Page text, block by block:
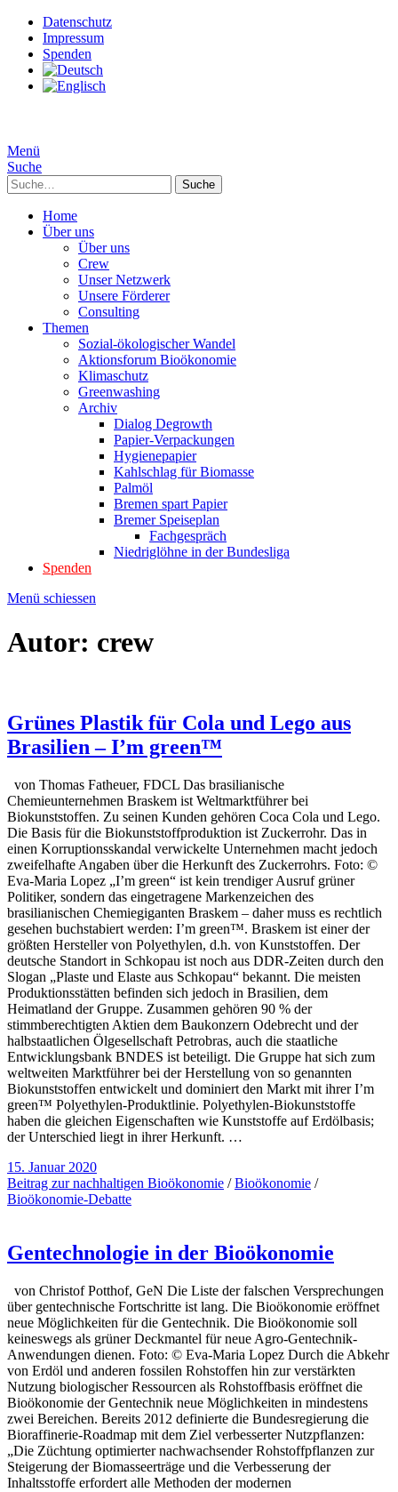
Datenschutz
Impressum
Spenden
Menü
Suche
Suche
Home
Über uns
Über uns
Crew
Unser Netzwerk
Unsere Förderer
Consulting
Themen
Sozial-ökologischer Wandel
Aktionsforum Bioökonomie
Klimaschutz
Greenwashing
Archiv
Dialog Degrowth
Papier-Verpackungen
Hygienepapier
Kahlschlag für Biomasse
Palmöl
Bremen spart Papier
Bremer Speiseplan
Fachgespräch
Niedriglöhne in der Bundesliga
Spenden
Menü schiessen
Autor: crew
Grünes Plastik für Cola und Lego aus
Brasilien – I’m green™
von Thomas Fatheuer, FDCL Das brasilianische
Chemieunternehmen Braskem ist Weltmarktführer bei
Biokunststoffen. Zu seinen Kunden gehören Coca Cola und Lego.
Die Basis für die Biokunststoffproduktion ist Zuckerrohr. Das in
einen Korruptionsskandal verwickelte Unternehmen macht jedoch
zweifelhafte Angaben über die Herkunft des Zuckerrohrs. Foto: ©
Eva-Maria Lopez „I’m green“ ist kein trendiger Ausruf grüner
Politiker, sondern das eingetragene Markenzeichen des
brasilianischen Chemiegiganten Braskem – daher muss es rechtlich
gesehen buchstabiert werden: I’m green™. Braskem ist einer der
größten Hersteller von Polyethylen, d.h. von Kunststoffen. Der
deutsche Standort in Schkopau ist noch aus DDR-Zeiten durch den
Slogan „Plaste und Elaste aus Schkopau“ bekannt. Die meisten
Produktionsstätten befinden sich jedoch in Brasilien, dem
Heimatland der Gruppe. Zusammen gehören 90 % der
stimmberechtigten Aktien dem Baukonzern Odebrecht und der
halbstaatlichen Ölgesellschaft Petrobras, auch die staatliche
Entwicklungsbank BNDES ist beteiligt. Die Gruppe hat sich zum
weltweiten Marktführer bei der Herstellung von so genannten
Biokunststoffen entwickelt und dominiert den Markt mit ihrer I’m
green™ Polyethylen-Produktlinie. Polyethylen-Biokunststoffe
haben die gleichen Eigenschaften wie Kunststoffe auf Erdölbasis;
der Unterschied liegt in ihrer Herkunft. …
15. Januar 2020
Beitrag zur nachhaltigen Bioökonomie /Bioökonomie /
Bioökonomie-Debatte
Gentechnologie in der Bioökonomie
von Christof Potthof, GeN Die Liste der falschen Versprechungen
über gentechnische Fortschritte ist lang. Die Bioökonomie eröffnet
neue Möglichkeiten für die Gentechnik. Die Bioökonomie soll
keineswegs als grüner Deckmantel für neue Agro-Gentechnik-
Anwendungen dienen. Foto: © Eva-Maria Lopez Durch die Abkehr
von Erdöl und anderen fossilen Rohstoffen hin zur verstärkten
Nutzung biologischer Ressourcen als Rohstoffbasis eröffnet die
Bioökonomie der Gentechnik neue Möglichkeiten in mindestens
zwei Bereichen. Bereits 2012 definierte die Bundesregierung die
Bioraffinerie-Roadmap mit dem Ziel verbesserter Nutzpflanzen:
„Die Züchtung optimierter nachwachsender Rohstoffpflanzen zur
Steigerung der Biomasseerträge und die Verbesserung der
Inhaltsstoffe erfordert alle Methoden der modernen